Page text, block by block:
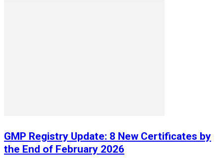
GMP Registry Update: 8 New Certificates by
the End of February 2026